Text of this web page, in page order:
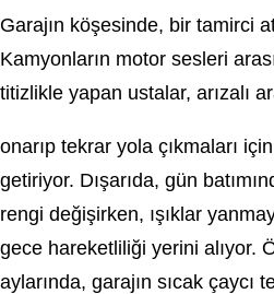
Garajın köşesinde, bir tamirci
Kamyonların motor sesleri
titizlikle yapan ustalar, arızalı
onarıp tekrar yola çıkmaları
getiriyor. Dışarıda, gün
rengi değişirken, ışıklar
gece hareketliliği yerini alıyor.
aylarında, garajın sıcak çaycı